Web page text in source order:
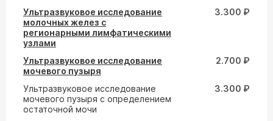
Ультразвуковое исследование
молочных желез с
регионарными лимфатическими
узлами
3.300 ₽
Ультразвуковое исследование
мочевого пузыря
2.700 ₽
Ультразвуковое исследование
мочевого пузыря с определением
остаточной мочи
3.300 ₽